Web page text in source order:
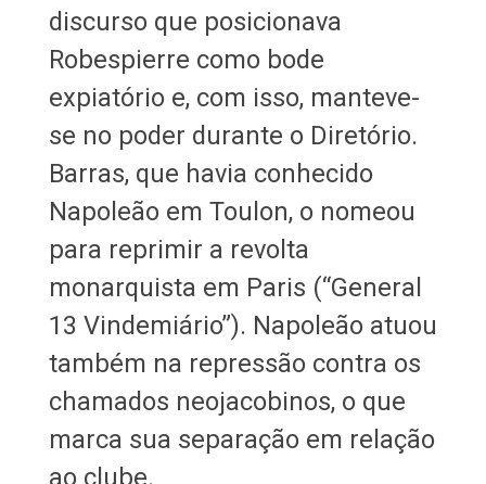
discurso que posicionava
Robespierre como bode
expiatório e, com isso, manteve-
se no poder durante o Diretório.
Barras, que havia conhecido
Napoleão em Toulon, o nomeou
para reprimir a revolta
monarquista em Paris (“General
13 Vindemiário”). Napoleão atuou
também na repressão contra os
chamados neojacobinos, o que
marca sua separação em relação
ao clube.